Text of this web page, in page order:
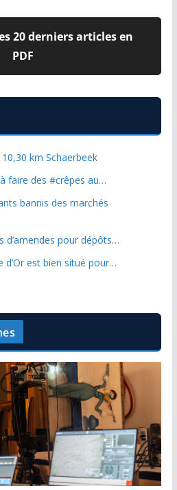
20 derniers articles en
PDF
km Schaerbeek
faire des #crêpes au…
bannis des marchés
d’amendes pour dépôts…
d’Or est bien situé pour…